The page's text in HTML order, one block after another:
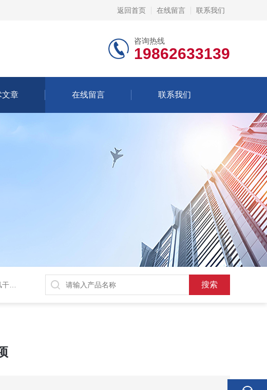
返回首页 在线留言 联系我们
咨询热线
19862633139
文章 在线留言 联系我们
。